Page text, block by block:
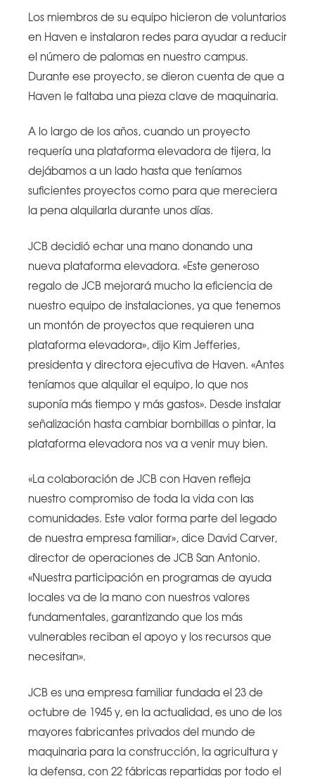
Los miembros de su equipo hicieron de voluntarios
en Haven e instalaron redes para ayudar a reducir
el número de palomas en nuestro campus.
Durante ese proyecto, se dieron cuenta de que a
Haven le faltaba una pieza clave de maquinaria.
A lo largo de los años, cuando un proyecto
requería una plataforma elevadora de tijera, la
dejábamos a un lado hasta que teníamos
suficientes proyectos como para que mereciera
la pena alquilarla durante unos días.
JCB decidió echar una mano donando una
nueva plataforma elevadora. «Este generoso
regalo de JCB mejorará mucho la eficiencia de
nuestro equipo de instalaciones, ya que tenemos
un montón de proyectos que requieren una
plataforma elevadora», dijo Kim Jefferies,
presidenta y directora ejecutiva de Haven. «Antes
teníamos que alquilar el equipo, lo que nos
suponía más tiempo y más gastos». Desde instalar
señalización hasta cambiar bombillas o pintar, la
plataforma elevadora nos va a venir muy bien.
«La colaboración de JCB con Haven refleja
nuestro compromiso de toda la vida con las
comunidades. Este valor forma parte del legado
de nuestra empresa familiar», dice David Carver,
director de operaciones de JCB San Antonio.
«Nuestra participación en programas de ayuda
locales va de la mano con nuestros valores
fundamentales, garantizando que los más
vulnerables reciban el apoyo y los recursos que
necesitan».
JCB es una empresa familiar fundada el 23 de
octubre de 1945 y, en la actualidad, es uno de los
mayores fabricantes privados del mundo de
maquinaria para la construcción, la agricultura y
la defensa, con 22 fábricas repartidas por todo el